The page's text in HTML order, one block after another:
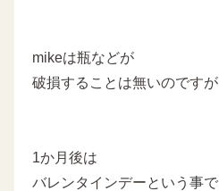
mikeは瓶などが
破損することは無いのですが
1か月後は
バレンタインデーという事で